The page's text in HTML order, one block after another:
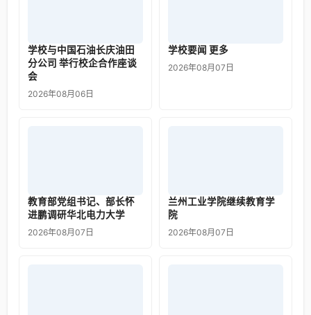
学校与中国石油长庆油田
分公司 举行校企合作座谈
会
2026年08月06日
学校要闻 更多
2026年08月07日
教育部党组书记、部长怀
进鹏调研华北电力大学
2026年08月07日
兰州工业学院继续教育学
院
2026年08月07日